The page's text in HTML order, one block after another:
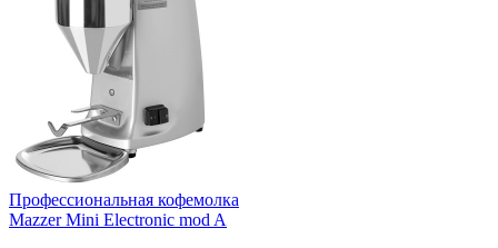
Профессиональная кофемолка
Mazzer Mini Electronic mod A